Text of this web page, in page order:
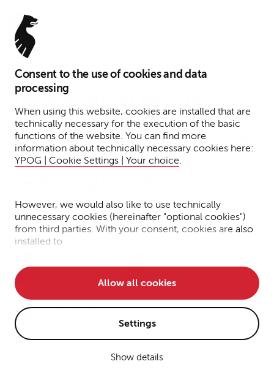
Consent to the use of cookies and data
processing
When using this website, cookies are installed that are
technically necessary for the execution of the basic
functions of the website. You can find more
information about technically necessary cookies here:
YPOG | Cookie Settings | Your choice.
However, we would also like to use technically
unnecessary cookies (hereinafter "optional cookies")
from third parties. With your consent, cookies are also
installed to
• improve the functionality of the website and
• Track your online behavior for targeted advertising
purposes.
Allow all cookies
Settings
Show details
1. September 2025
London – und stärkt damit
Position als führende Kanzlei
für Unternehmen mit
Presse News Lesezeit: 2 Minuten
Dr. Benjamin